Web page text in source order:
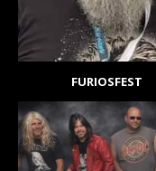
FURIOSFEST